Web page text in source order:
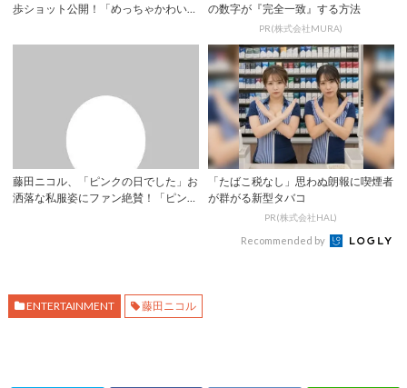
歩ショット公開！「めっちゃかわい
の数字が『完全一致』する方法
PR(株式会社MURA)
藤田ニコル、「ピンクの日でした」お
洒落な私服姿にファン絶賛！「ピンク
「たばこ税なし」思わぬ朗報に喫煙者
が群がる新型タバコ
PR(株式会社HAL)
Recommended by
ENTERTAINMENT 藤田ニコル